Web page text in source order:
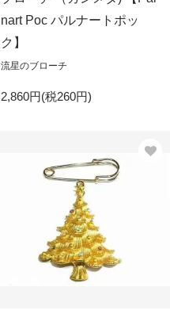
nart Poc パルナートポッ
ク】
流星のブローチ
2,860円(税260円)